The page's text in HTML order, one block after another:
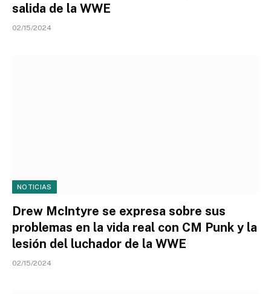
salida de la WWE
02/15/2024
NOTICIAS
Drew McIntyre se expresa sobre sus
problemas en la vida real con CM Punk y la
lesión del luchador de la WWE
02/15/2024